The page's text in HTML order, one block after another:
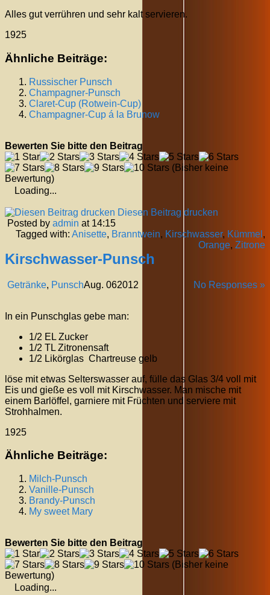
Alles gut verrühren und sehr kalt servieren.
1925
Ähnliche Beiträge:
Russischer Punsch
Champagner-Punsch
Claret-Cup (Rotwein-Cup)
Champagner-Cup á la Brunow
Bewerten Sie bitte den Beitrag
(Bisher keine
Bewertung)
Loading...
Diesen Beitrag drucken
Posted by admin at 14:15
Tagged with: Anisette, Branntwein, Kirschwasser, Kümmel ,
Orange, Zitrone
Kirschwasser-Punsch
Getränke, Punsch No Responses »
Aug. 062012
In ein Punschglas gebe man:
1/2 EL Zucker
1/2 TL Zitronensaft
1/2 Likörglas Chartreuse gelb
löse mit etwas Selterswasser auf, fülle das Glas 3/4 voll mit
Eis und gieße es voll mit Kirschwasser. Man mische mit
einem Barlöffel, garniere mit Früchten und serviere mit
Strohhalmen.
1925
Ähnliche Beiträge:
Milch-Punsch
Vanille-Punsch
Brandy-Punsch
My sweet Mary
Bewerten Sie bitte den Beitrag
(Bisher keine
Bewertung)
Loading...